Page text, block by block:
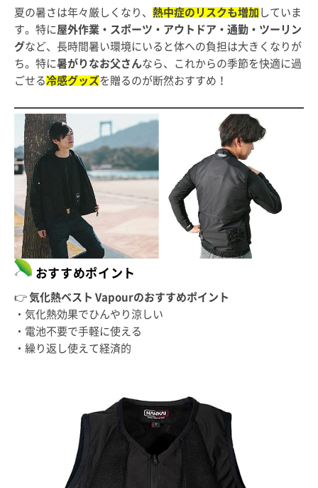
夏の暑さは年々厳しくなり、 熱中症のリスクも増加 していま
す。特に 屋外作業・スポーツ・アウトドア・通勤・ツーリン
グなど、長時間暑い環境にいると体への負担は大きくなりが
ち。特に暑がりなお父さんなら、これからの季節を快適に過
ごせる 冷感グッズを贈るのが断然おすすめ！
おすすめポイント
👉 気化熱ベスト Vapourのおすすめポイント
・気化熱効果でひんやり涼しい
・電池不要で手軽に使える
・繰り返し使えて経済的